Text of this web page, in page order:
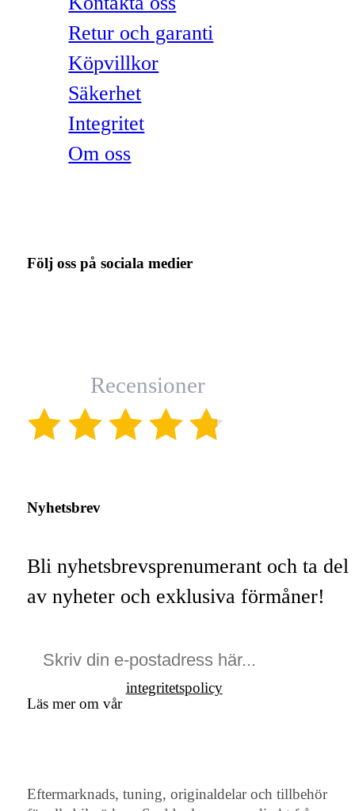
Retur och garanti
Köpvillkor
Säkerhet
Integritet
Om oss
Följ oss på sociala medier
Recensioner
Nyhetsbrev
Bli nyhetsbrevsprenumerant och ta del
av nyheter och exklusiva förmåner!
Läs mer om vår
integritetspolicy
Eftermarknads, tuning, originaldelar och tillbehör